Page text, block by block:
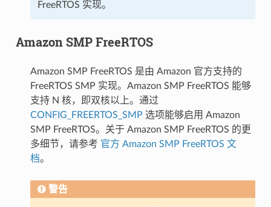
FreeRTOS 实现。
Amazon SMP FreeRTOS
Amazon SMP FreeRTOS 是由 Amazon 官方支持的
FreeRTOS SMP 实现。Amazon SMP FreeRTOS 能够
支持 N 核，即双核以上。通过
CONFIG_FREERTOS_SMP 选项能够启用 Amazon
SMP FreeRTOS。关于 Amazon SMP FreeRTOS 的更
多细节，请参考 官方 Amazon SMP FreeRTOS 文
档。
警告